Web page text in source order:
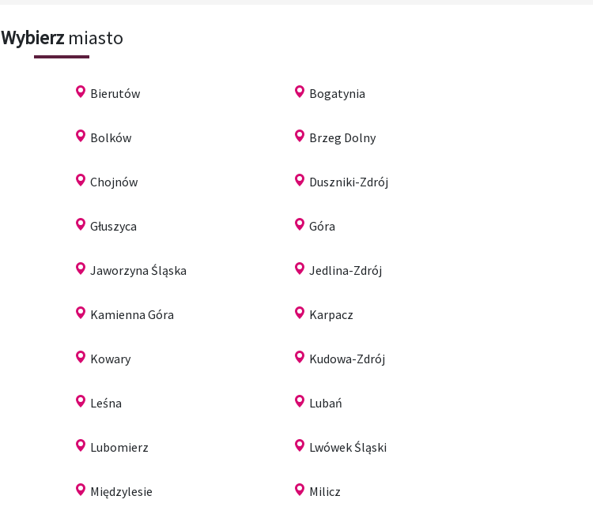
Wybierzmiasto
Bierutów Bogatynia
Bolków Brzeg Dolny
Chojnów Duszniki-Zdrój
Głuszyca Góra
Jaworzyna Śląska Jedlina-Zdrój
Kamienna Góra Karpacz
Kowary Kudowa-Zdrój
Leśna Lubań
Lubomierz Lwówek Śląski
Międzylesie Milicz